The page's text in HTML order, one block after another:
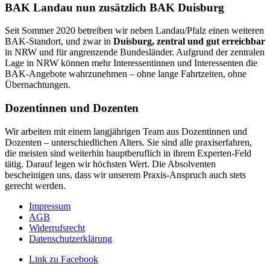
BAK Landau nun zusätzlich BAK Duisburg
Seit Sommer 2020 betreiben wir neben Landau/Pfalz einen weiteren
BAK-Standort, und zwar in Duisburg, zentral und gut erreichbar
in NRW und für angrenzende Bundesländer. Aufgrund der zentralen
Lage in NRW können mehr Interessentinnen und Interessenten die
BAK-Angebote wahrzunehmen – ohne lange Fahrtzeiten, ohne
Übernachtungen.
Dozentinnen und Dozenten
Wir arbeiten mit einem langjährigen Team aus Dozentinnen und
Dozenten – unterschiedlichen Alters. Sie sind alle praxiserfahren,
die meisten sind weiterhin hauptberuflich in ihrem Experten-Feld
tätig. Darauf legen wir höchsten Wert. Die Absolventen
bescheinigen uns, dass wir unserem Praxis-Anspruch auch stets
gerecht werden.
Impressum
AGB
Widerrufsrecht
Datenschutzerklärung
Link zu Facebook